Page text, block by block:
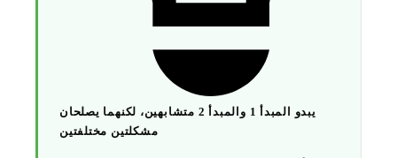
يبدو المبدأ 1 والمبدأ 2 متشابهين، لكنهما يصلحان
مشكلتين مختلفتين